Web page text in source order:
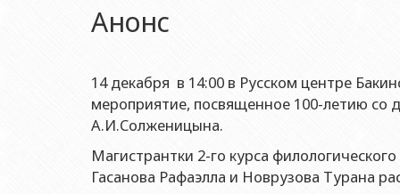
История БГУ
Программа развития БГУ
Сертификат об аттестации
Членство БГУ в международных организациях
Гранты и проекты
Ректор
Советник ректора
Ученый совет БГУ
Деканы
Профсоюзный Комитет
Отдел по связям с
Отдел человеческих
Бухгалтерия
Анонс
14 декабря в 14:00 в Русском центре
мероприятие, посвященное 100-летию со
А.И.Солженицына.
Магистрантки 2-го курса
Гасанова Рафаэлла и Новрузова Турана